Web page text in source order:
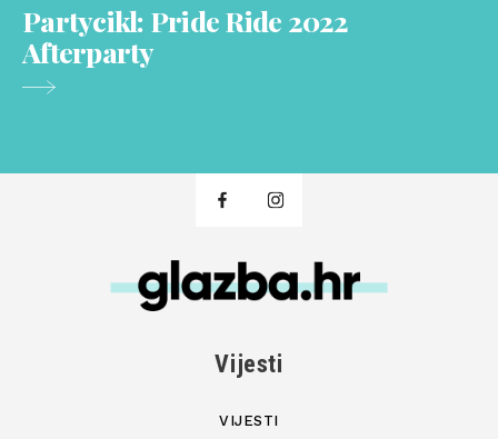
Partycikl: Pride Ride 2022
Afterparty
Vijesti
VIJESTI